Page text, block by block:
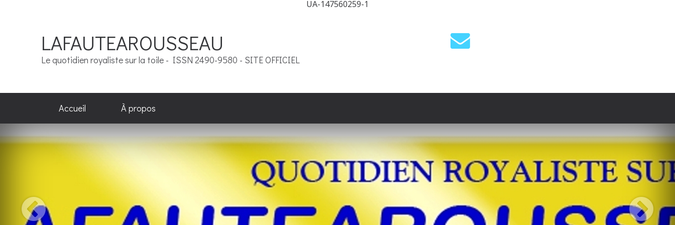
UA-147560259-1
LAFAUTEAROUSSEAU
Le quotidien royaliste sur la toile - ISSN 2490-9580 - SITE OFFICIEL
Accueil À propos